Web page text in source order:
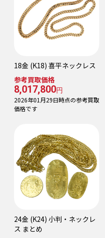
18金 (K18) 喜平ネックレス
参考買取価格
8,017,800円
2026年01月29日時点の参考買取
価格です
24金 (K24) 小判・ネックレ
ス まとめ